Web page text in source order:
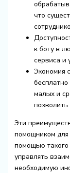
что
к боту в
сервиса и
Экономия
малых и
Эти
помощником для
помощью
управлять
необходимую